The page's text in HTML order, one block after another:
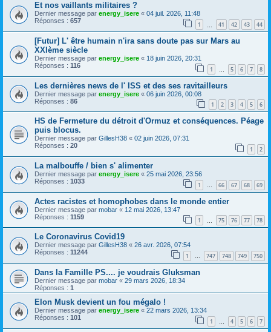
Et nos vaillants militaires ?
Dernier message par energy_isere « 04 juil. 2026, 11:48
Réponses : 657 1 41 42 43 44
[Futur] L' être humain n'ira sans doute pas sur Mars au
XXIème siècle
Dernier message par energy_isere « 18 juin 2026, 20:31
Réponses : 116 1 … 5 6 7 8
Les dernières news de l' ISS et des ses ravitailleurs
Dernier message par energy_isere « 06 juin 2026, 00:08
Réponses : 86 1 2 3 4 5 6
HS de Fermeture du détroit d'Ormuz et conséquences. Péage
puis blocus.
Dernier message par GillesH38 « 02 juin 2026, 07:31
Réponses : 20 1 2
La malbouffe / bien s' alimenter
Dernier message par energy_isere « 25 mai 2026, 23:56
Réponses : 1033 1 … 66 67 68 69
Actes racistes et homophobes dans le monde entier
Dernier message par mobar « 12 mai 2026, 13:47
Réponses : 1159 1 75 76 77 78
Le Coronavirus Covid19
Dernier message par GillesH38 « 26 avr. 2026, 07:54
Réponses : 11244 1 … 747 748 749 750
Dans la Famille PS.... je voudrais Gluksman
Dernier message par mobar « 29 mars 2026, 18:34
Réponses : 1
Elon Musk devient un fou mégalo !
Dernier message par energy_isere « 22 mars 2026, 13:34
Réponses : 101 1 … 4 5 6 7